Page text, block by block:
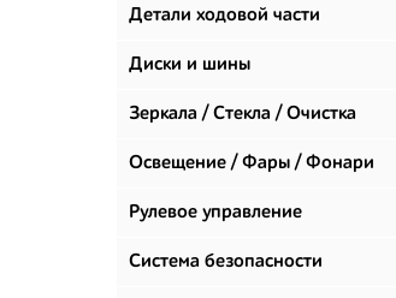
Детали ходовой части
Диски и шины
Зеркала / Стекла / Очистка
стекол
Освещение / Фары / Фонари
Рулевое управление
Система безопасности